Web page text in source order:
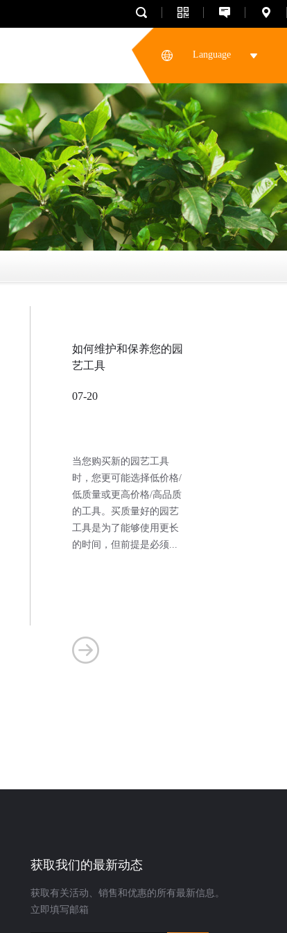
腰锯系列 折叠锯系列
Language
如何维护和保养您的园
艺工具
07-20
当您购买新的园艺工具
时，您更可能选择低价格/
低质量或更高价格/高品质
的工具。买质量好的园艺
工具是为了能够使用更长
的时间，但前提是必须...
获取我们的最新动态
获取有关活动、销售和优惠的所有最新信息。
立即填写邮箱